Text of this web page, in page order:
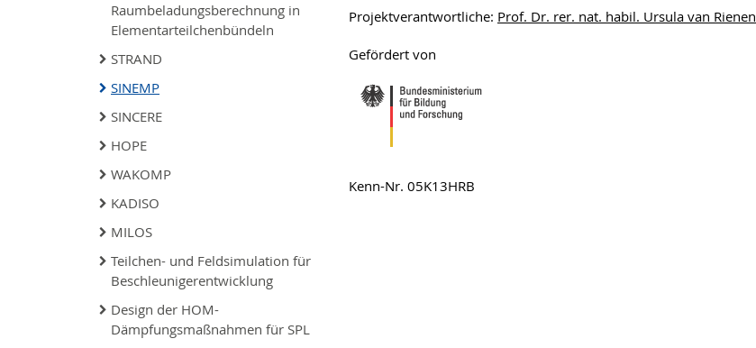
Raumbeladungsberechnung in
Elementarteilchenbündeln
STRAND
SINEMP
SINCERE
HOPE
WAKOMP
KADISO
MILOS
Teilchen- und Feldsimulation für
Beschleunigerentwicklung
Design der HOM-
Dämpfungsmaßnahmen für SPL
Projektverantwortliche: Prof. Dr. rer. nat. habil. Ursula van Rienen
Gefördert von
Kenn-Nr. 05K13HRB